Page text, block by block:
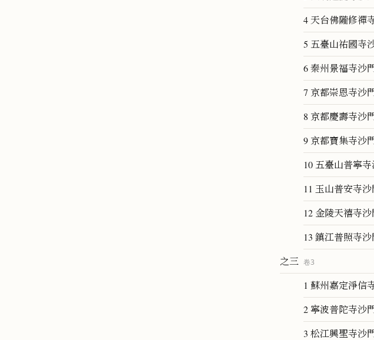
4 天台佛隴修禪
5 五臺山祐國寺
6 秦州景福寺沙
7 京都崇恩寺沙
8 京都慶壽寺沙
9 京都寶集寺沙
10 五臺山普寧
11 玉山普安寺
12 金陵天禧寺
13 鎮江普照寺
之三 卷3
1 蘇州嘉定淨信
2 寧波普陀寺沙
3 松江興聖寺沙